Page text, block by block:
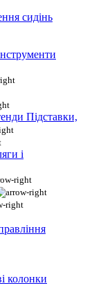
сидінь
Підставки,
і
колонки